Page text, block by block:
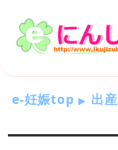
e-妊娠top 出